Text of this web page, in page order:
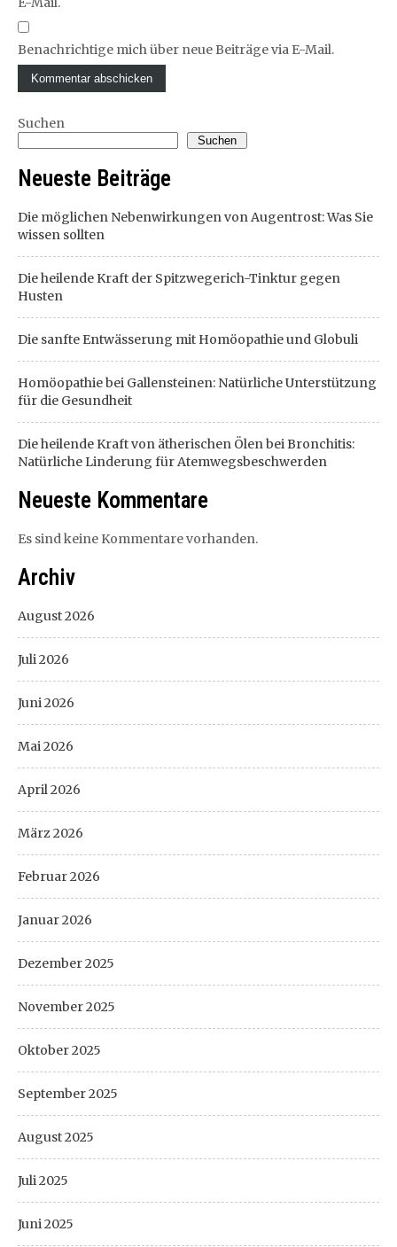
Benachrichtige mich über neue Beiträge via E-Mail.
Suchen
Suchen
Neueste Beiträge
Die möglichen Nebenwirkungen von Augentrost: Was Sie
wissen sollten
Die heilende Kraft der Spitzwegerich-Tinktur gegen
Husten
Die sanfte Entwässerung mit Homöopathie und Globuli
Homöopathie bei Gallensteinen: Natürliche Unterstützung
für die Gesundheit
Die heilende Kraft von ätherischen Ölen bei Bronchitis:
Natürliche Linderung für Atemwegsbeschwerden
Neueste Kommentare
Es sind keine Kommentare vorhanden.
Archiv
August 2026
Juli 2026
Juni 2026
Mai 2026
April 2026
März 2026
Februar 2026
Januar 2026
Dezember 2025
November 2025
Oktober 2025
September 2025
August 2025
Juli 2025
Juni 2025